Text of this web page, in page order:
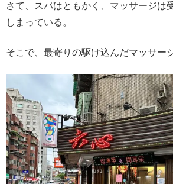
さて、スパはともかく、マッサージは
しまっている。
そこで、最寄りの駆け込んだマッサー